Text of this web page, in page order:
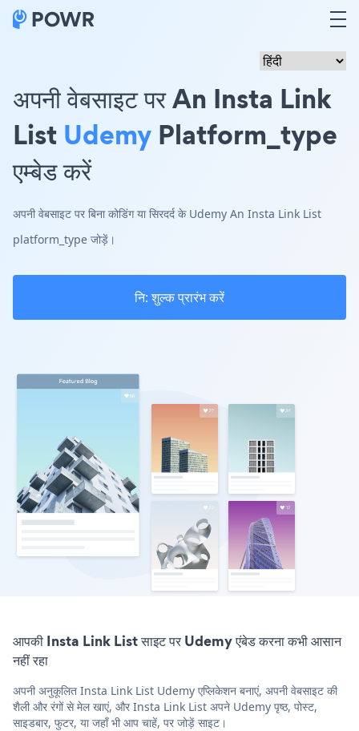
अपनी वेबसाइट पर An Insta Link
List Udemy Platform_type
एम्बेड करें
अपनी वेबसाइट पर बिना कोडिंग या सिरदर्द के Udemy An Insta Link List
platform_type जोड़ें।
नि: शुल्क प्रारंभ करें
आपकी Insta Link List साइट पर Udemy एंबेड करना कभी आसान
नहीं रहा
अपनी अनुकूलित Insta Link List Udemy एप्लिकेशन बनाएं, अपनी वेबसाइट की
शैली और रंगों से मेल खाएं, और Insta Link List अपने Udemy पृष्ठ, पोस्ट,
साइडबार, फुटर, या जहाँ भी आप चाहें, पर जोड़ें साइट।